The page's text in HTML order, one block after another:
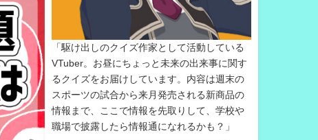
「駆け出しのクイズ作家として活動している
VTuber。お昼にちょっと未来の出来事に関す
るクイズをお届けしています。内容は週末の
スポーツの試合から来月発売される新商品の
情報まで、ここで情報を先取りして、学校や
職場で披露したら情報通になれるかも？」